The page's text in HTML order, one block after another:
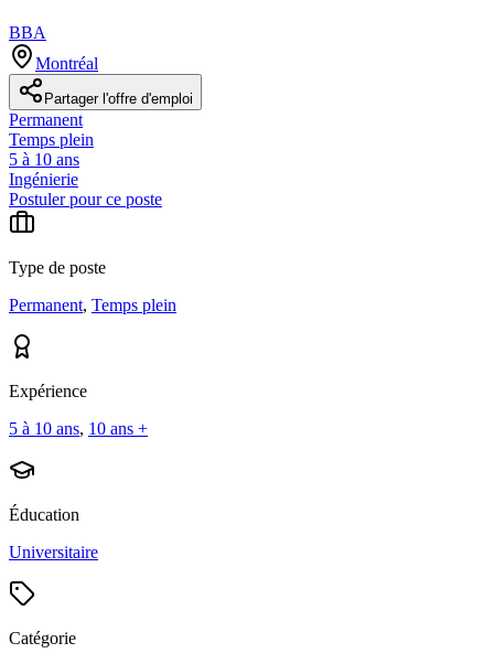
BBA
Montréal
Partager l'offre d'emploi
Permanent
Temps plein
5 à 10 ans
Ingénierie
Postuler pour ce poste
Type de poste
Permanent, Temps plein
Expérience
5 à 10 ans, 10 ans +
Éducation
Universitaire
Catégorie